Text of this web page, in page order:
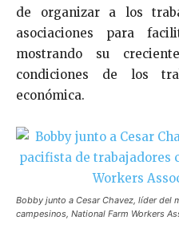
de organizar a los
asociaciones para
mostrando su
condiciones de los
económica.
Bobby junto a Cesar Chavez, líder del
campesinos, National Farm Workers